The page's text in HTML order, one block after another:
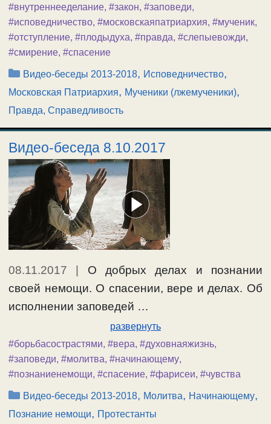
#внутреннееделание, #закон, #заповеди,
#исповедничество, #московскаяпатриархия, #мученик,
#отступление, #плодыдуха, #правда, #слепыевожди,
#смирение, #спасение
Рубрики
Видео-беседы 2013-2018, Исповедничество,
Московская Патриархия, Мученики (лжемученики),
Правда, Справедливость
Видео-беседа 8.10.2017
08.11.2017
О добрых делах и познании
своей немощи. О спасении, вере и делах. Об
исполнении заповедей …
развернуть
#борьбасострастями, #вера, #духовнаяжизнь,
#заповеди, #молитва, #начинающему,
#познаниенемощи, #спасение, #фарисеи, #чувства
Рубрики
Видео-беседы 2013-2018, Молитва, Начинающему,
Познание немощи, Протестанты